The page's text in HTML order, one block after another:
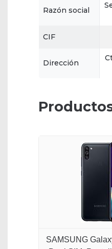
Razón social
CIF
Dirección
SAMSUNG